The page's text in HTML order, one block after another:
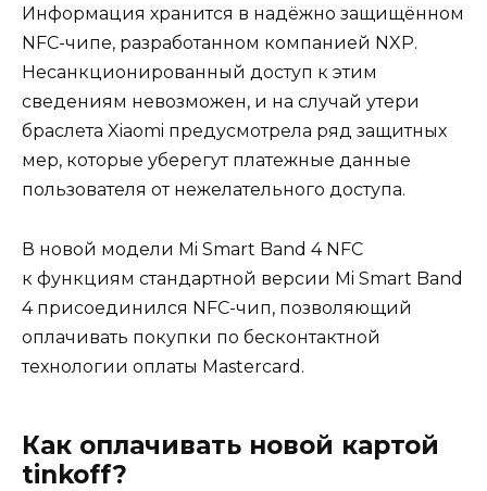
Информация хранится в надёжно защищённом
NFC-чипе, разработанном компанией NXP.
Несанкционированный доступ к этим
сведениям невозможен, и на случай утери
браслета Xiaomi предусмотрела ряд защитных
мер, которые уберегут платежные данные
пользователя от нежелательного доступа.
В новой модели Mi Smart Band 4 NFC
к функциям стандартной версии Mi Smart Band
4 присоединился NFC-чип, позволяющий
оплачивать покупки по бесконтактной
технологии оплаты Mastercard.
Как оплачивать новой картой
tinkoff?